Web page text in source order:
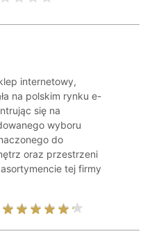
internetowy,
na polskim rynku e-
się na
wyboru
do
oraz przestrzeni
tej firmy